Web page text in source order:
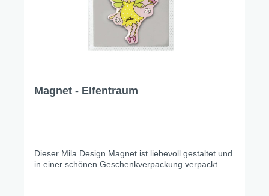
Magnet - Elfentraum
Dieser Mila Design Magnet ist liebevoll gestaltet und
in einer schönen Geschenkverpackung verpackt.